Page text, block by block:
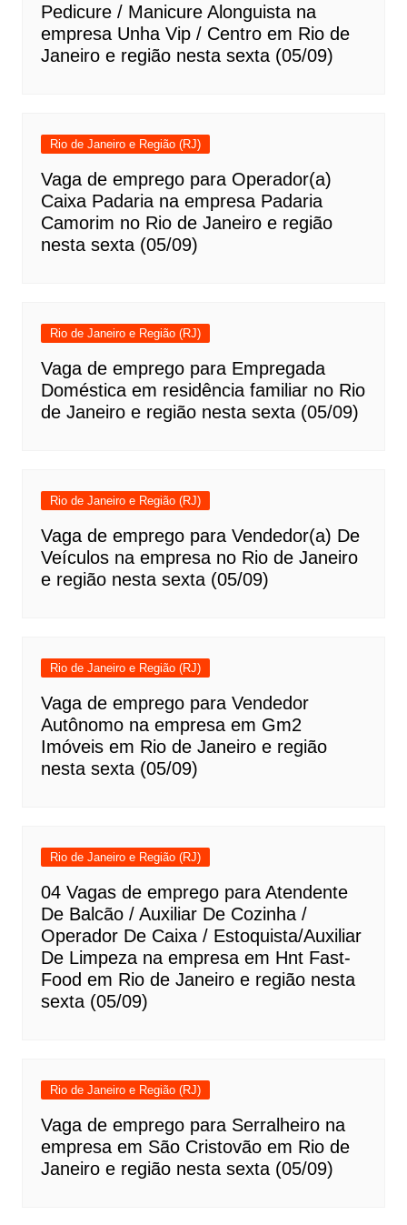
Pedicure / Manicure Alonguista na
empresa Unha Vip / Centro em Rio de
Janeiro e região nesta sexta (05/09)
Rio de Janeiro e Região (RJ)
Vaga de emprego para Operador(a)
Caixa Padaria na empresa Padaria
Camorim no Rio de Janeiro e região
nesta sexta (05/09)
Rio de Janeiro e Região (RJ)
Vaga de emprego para Empregada
Doméstica em residência familiar no Rio
de Janeiro e região nesta sexta (05/09)
Rio de Janeiro e Região (RJ)
Vaga de emprego para Vendedor(a) De
Veículos na empresa no Rio de Janeiro
e região nesta sexta (05/09)
Rio de Janeiro e Região (RJ)
Vaga de emprego para Vendedor
Autônomo na empresa em Gm2
Imóveis em Rio de Janeiro e região
nesta sexta (05/09)
Rio de Janeiro e Região (RJ)
04 Vagas de emprego para Atendente
De Balcão / Auxiliar De Cozinha /
Operador De Caixa / Estoquista/Auxiliar
De Limpeza na empresa em Hnt Fast-
Food em Rio de Janeiro e região nesta
sexta (05/09)
Rio de Janeiro e Região (RJ)
Vaga de emprego para Serralheiro na
empresa em São Cristovão em Rio de
Janeiro e região nesta sexta (05/09)